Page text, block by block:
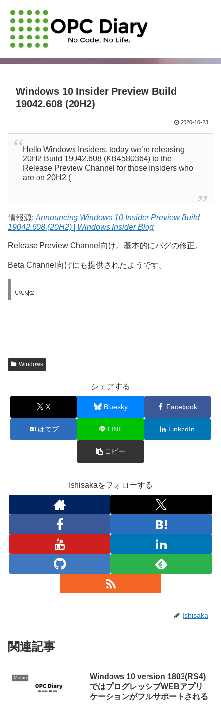
Windows 10 Insider Preview Build
19042.608 (20H2)
2020-10-23
Hello Windows Insiders, today we’re releasing
20H2 Build 19042.608 (KB4580364) to the
Release Preview Channel for those Insiders who
are on 20H2 (
情報源: Announcing Windows 10 Insider Preview Build
19042.608 (20H2) | Windows Insider Blog
Release Preview Channel向け。基本的にバグの修正。
Beta Channel向けにも提供されたようです。
いいね:
Windows
シェアする
X Bluesky Facebook
はてブ LINE LinkedIn
コピー
Ishisakaをフォローする
Ishisaka
関連記事
Memo
Windows 10 version 1803(RS4)
ではプログレッシブWEBアプリ
ケーションがフルサポートされる